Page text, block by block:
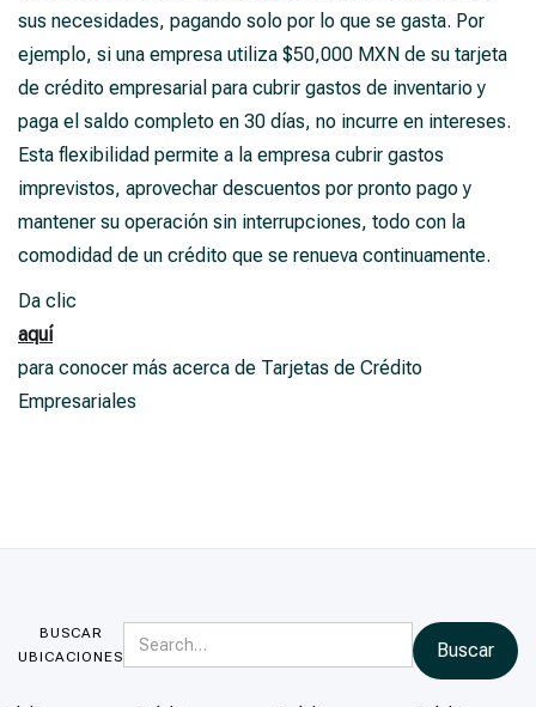
sus necesidades, pagando solo por lo que se gasta. Por
ejemplo, si una empresa utiliza $50,000 MXN de su tarjeta
de crédito empresarial para cubrir gastos de inventario y
paga el saldo completo en 30 días, no incurre en intereses.
Esta flexibilidad permite a la empresa cubrir gastos
imprevistos, aprovechar descuentos por pronto pago y
mantener su operación sin interrupciones, todo con la
comodidad de un crédito que se renueva continuamente.
Da clic
aquí
para conocer más acerca de Tarjetas de Crédito
Empresariales
BUSCAR
UBICACIONES